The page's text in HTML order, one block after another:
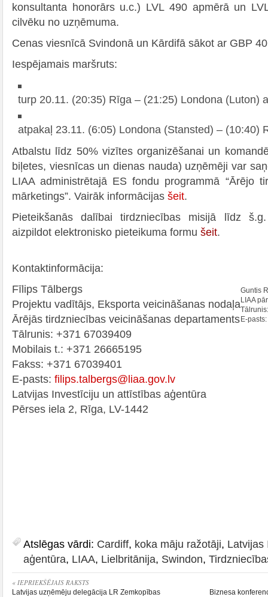
konsultanta honorārs u.c.) LVL 490 apmērā un
cilvēku no uzņēmuma.
Cenas viesnīcā Svindonā un Kārdifā sākot ar GBP
Iespējamais maršruts:
turp 20.11. (20:35) Rīga – (21:25) Londona (Luton)
atpakaļ 23.11. (6:05) Londona (Stansted) – (10:40)
Atbalstu līdz 50% vizītes organizēšanai un
biļetes, viesnīcas un dienas nauda) uzņēmēji var
LIAA administrētajā ES fondu programmā “Ārējo
mārketings”. Vairāk informācijas šeit.
Pieteikšanās dalībai tirdzniecības misijā līdz
aizpildot elektronisko pieteikuma formu šeit.
Kontaktinformācija:
Fīlips Tālbergs
Projektu vadītājs, Eksporta veicināšanas nodaļa
Ārējās tirdzniecības veicināšanas departaments
Tālrunis: +371 67039409
Mobilais t.: +371 26665195
Fakss: +371 67039401
E-pasts: filips.talbergs@liaa.gov.lv
Guntis
LIAA
E-pasts:
Latvijas Investīciju un attīstības aģentūra
Pērses iela 2, Rīga, LV-1442
Atslēgas vārdi: Cardiff, koka māju ražotāji, Latvijas
aģentūra, LIAA, Lielbritānija, Swindon,
« IEPRIEKŠĒJAIS RAKSTS
Latvijas uzņēmēju delegācija LR Zemkopības
Biznesa